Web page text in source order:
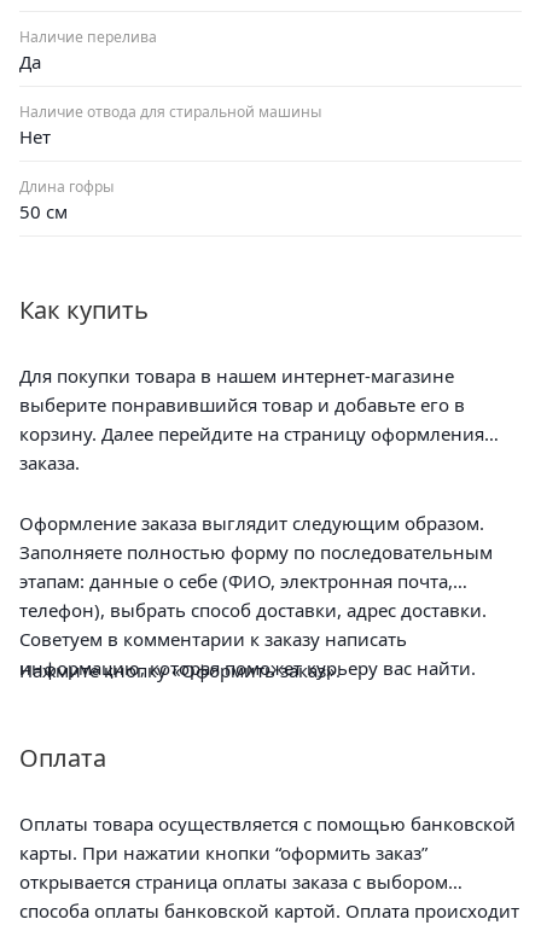
Наличие перелива
Да
Наличие отвода для стиральной машины
Нет
Длина гофры
50 см
Как купить
Для покупки товара в нашем интернет-магазине
выберите понравившийся товар и добавьте его в
корзину. Далее перейдите на страницу оформления
заказа.
Оформление заказа выглядит следующим образом.
Заполняете полностью форму по последовательным
этапам: данные о себе (ФИО, электронная почта,
телефон), выбрать способ доставки, адрес доставки.
Советуем в комментарии к заказу написать
информацию, которая поможет курьеру вас найти.
Нажмите кнопку «Оформить заказ».
Оплата
Оплаты товара осуществляется с помощью банковской
карты. При нажатии кнопки “оформить заказ”
открывается страница оплаты заказа с выбором
способа оплаты банковской картой. Оплата происходит